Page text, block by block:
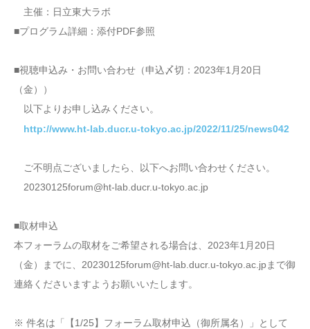
主催：日立東大ラボ
■プログラム詳細：添付PDF参照
■視聴申込み・お問い合わせ（申込〆切：2023年1月20日
（金））
以下よりお申し込みください。
http://www.ht-lab.ducr.u-tokyo.ac.jp/2022/11/25/news042
ご不明点ございましたら、以下へお問い合わせください。
20230125forum@ht-lab.ducr.u-tokyo.ac.jp
■取材申込
本フォーラムの取材をご希望される場合は、2023年1月20日
（金）までに、20230125forum@ht-lab.ducr.u-tokyo.ac.jpまで御
連絡くださいますようお願いいたします。
※ 件名は「【1/25】フォーラム取材申込（御所属名）」として